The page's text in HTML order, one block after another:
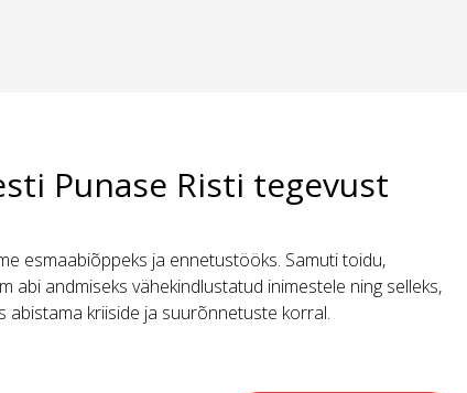
Punase Risti tegevust
esmaabiõppeks ja ennetustööks. Samuti toidu,
abi andmiseks vähekindlustatud inimestele ning selleks,
abistama kriiside ja suurõnnetuste korral.